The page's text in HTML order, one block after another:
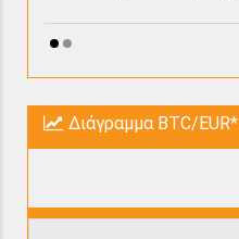
Διάγραμμα BTC/EUR*